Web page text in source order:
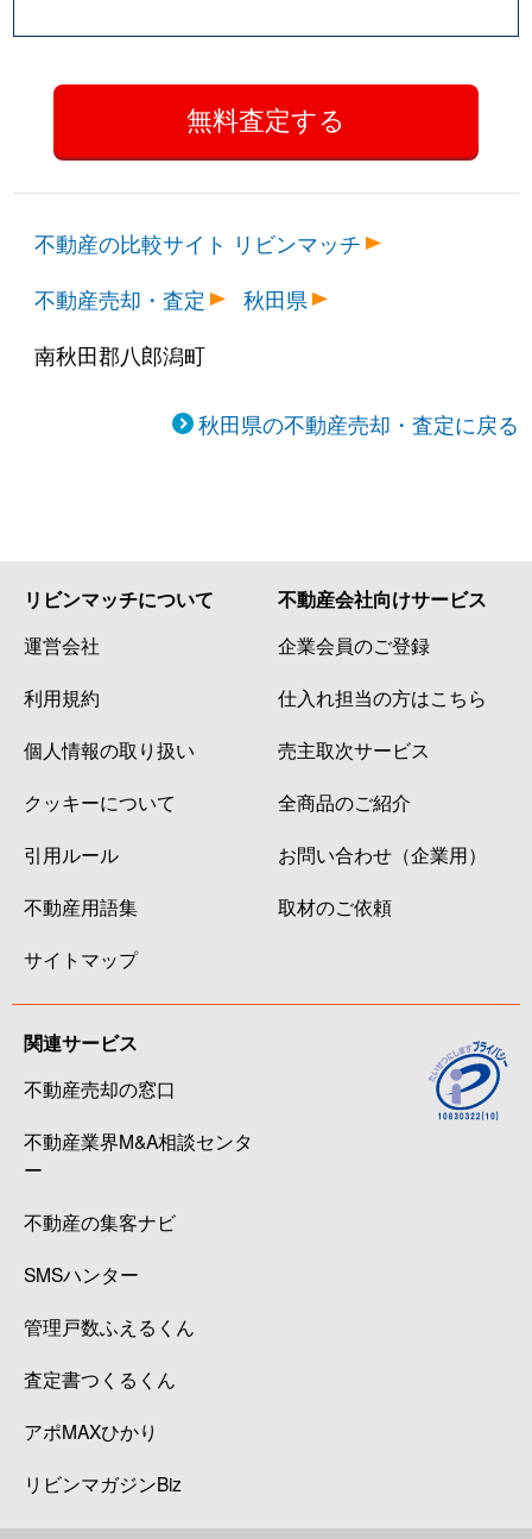
不動産の比較サイト リビンマッチ
不動産売却・査定
秋田県
南秋田郡八郎潟町
秋田県の不動産売却・査定に戻る
リビンマッチについて
運営会社
利用規約
個人情報の取り扱い
クッキーについて
引用ルール
不動産用語集
サイトマップ
不動産会社向けサービス
企業会員のご登録
仕入れ担当の方はこちら
売主取次サービス
全商品のご紹介
お問い合わせ（企業用）
取材のご依頼
関連サービス
不動産売却の窓口
不動産業界M&A相談センタ
ー
不動産の集客ナビ
SMSハンター
管理戸数ふえるくん
査定書つくるくん
アポMAXひかり
リビンマガジンBiz